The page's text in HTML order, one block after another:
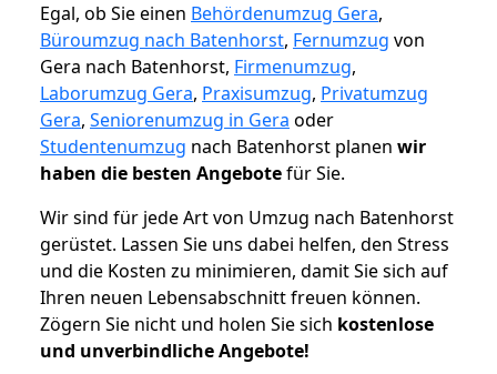
Egal, ob Sie einen Behördenumzug Gera,
Büroumzug nach Batenhorst, Fernumzug von
Gera nach Batenhorst, Firmenumzug,
Laborumzug Gera, Praxisumzug, Privatumzug
Gera, Seniorenumzug in Gera oder
Studentenumzug nach Batenhorst planen wir
haben die besten Angebotefür Sie.
Wir sind für jede Art von Umzug nach Batenhorst
gerüstet. Lassen Sie uns dabei helfen, den Stress
und die Kosten zu minimieren, damit Sie sich auf
Ihren neuen Lebensabschnitt freuen können.
Zögern Sie nicht und holen Sie sich kostenlose
und unverbindliche Angebote!